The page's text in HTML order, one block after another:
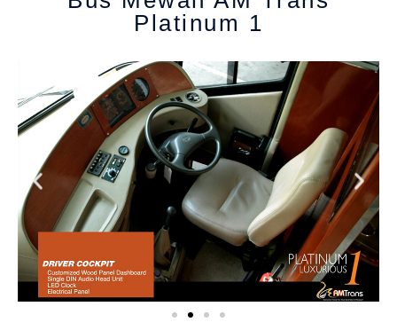
Platinum 1